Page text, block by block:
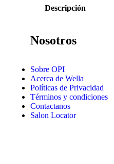
Descripción
Nosotros
Sobre OPI
Acerca de Wella
Políticas de Privacidad
Términos y condiciones
Contactanos
Salon Locator